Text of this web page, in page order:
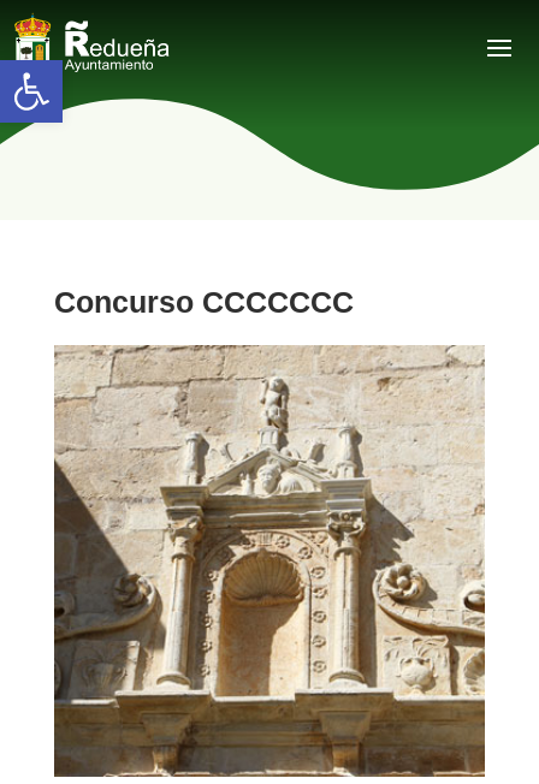
Abrir barra de herramientas
Concurso CCCCCCC